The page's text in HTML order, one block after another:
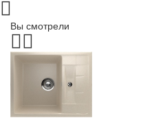
Вы смотрели